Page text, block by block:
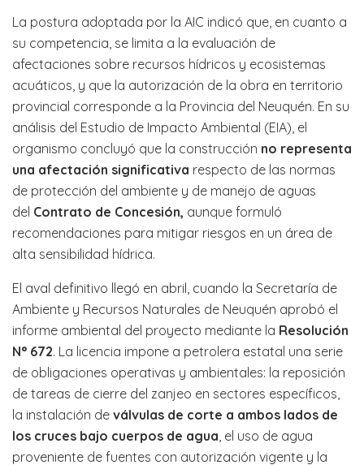
La postura adoptada por la AIC indicó que, en cuanto a
su competencia, se limita a la evaluación de
afectaciones sobre recursos hídricos y ecosistemas
acuáticos, y que la autorización de la obra en territorio
provincial corresponde a la Provincia del Neuquén. En su
análisis del Estudio de Impacto Ambiental (EIA), el
organismo concluyó que la construcción no representa
una afectación significativa respecto de las normas
de protección del ambiente y de manejo de aguas
del Contrato de Concesión, aunque formuló
recomendaciones para mitigar riesgos en un área de
alta sensibilidad hídrica.
El aval definitivo llegó en abril, cuando la Secretaría de
Ambiente y Recursos Naturales de Neuquén aprobó el
informe ambiental del proyecto mediante la Resolución
N° 672. La licencia impone a petrolera estatal una serie
de obligaciones operativas y ambientales: la reposición
de tareas de cierre del zanjeo en sectores específicos,
la instalación de válvulas de corte a ambos lados de
los cruces bajo cuerpos de agua , el uso de agua
proveniente de fuentes con autorización vigente y la